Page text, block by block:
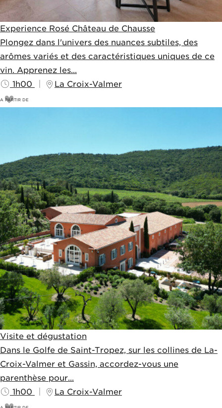
Experience Rosé Château de Chausse
Plongez dans l'univers des nuances subtiles, des
arômes variés et des caractéristiques uniques de ce
vin. Apprenez les...
1h00
La Croix-Valmer
A PARTIR DE
Visite et dégustation
Dans le Golfe de Saint-Tropez, sur les collines de La-
Croix-Valmer et Gassin, accordez-vous une
parenthèse pour...
1h00
La Croix-Valmer